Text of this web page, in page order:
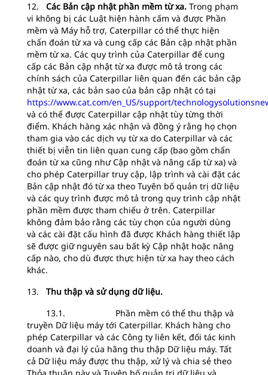
12. Các Bản cập nhật phần mềm từ xa. Trong phạm
vi không bị các Luật hiện hành cấm và được Phần
mềm và Máy hỗ trợ, Caterpillar có thể thực hiện
chẩn đoán từ xa và cung cấp các Bản cập nhật phần
mềm từ xa. Các quy trình của Caterpillar để cung
cấp các Bản cập nhật từ xa được mô tả trong các
chính sách của Caterpillar liên quan đến các bản cập
nhật từ xa, các bản sao của bản cập nhật có tại
https://www.cat.com/en_US/support/
và có thể được Caterpillar cập nhật tùy từng thời
điểm. Khách hàng xác nhận và đồng ý rằng họ chọn
tham gia vào các dịch vụ từ xa do Caterpillar và các
thiết bị viễn tin liên quan cung cấp (bao gồm chẩn
đoán từ xa cũng như Cập nhật và nâng cấp từ xa) và
cho phép Caterpillar truy cập, lập trình và cài đặt các
Bản cập nhật đó từ xa theo Tuyên bố quản trị dữ liệu
và các quy trình được mô tả trong quy trình cập nhật
phần mềm được tham chiếu ở trên. Caterpillar
không đảm bảo rằng các tùy chọn của người dùng
và các cài đặt cấu hình đã được Khách hàng thiết lập
sẽ được giữ nguyên sau bất kỳ Cập nhật hoặc nâng
cấp nào, cho dù được thực hiện từ xa hay theo cách
khác.
13. Thu thập và sử dụng dữ liệu.
13.1. Phần mềm có thể thu thập và
truyền Dữ liệu máy tới Caterpillar. Khách hàng cho
phép Caterpillar và các Công ty liên kết, đối tác kinh
doanh và đại lý của hãng thu thập Dữ liệu máy. Tất
cả Dữ liệu máy được thu thập, xử lý và chia sẻ theo